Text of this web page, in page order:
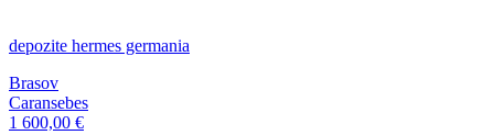
depozite hermes germania
Brasov
Caransebes
1 600,00 €